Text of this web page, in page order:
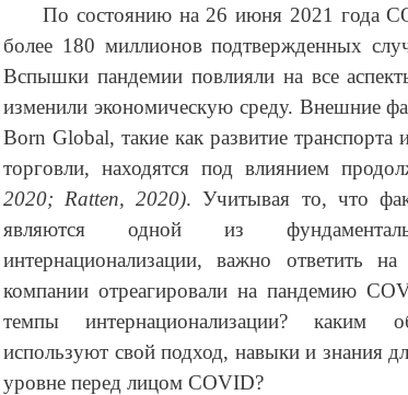
По состоянию на 26 июня 2021 года
более 180 миллионов подтвержденных
Вспышки пандемии повлияли на все
изменили экономическую среду. Внешние
Born Global, такие как развитие
торговли, находятся под влиянием
2020; Ratten, 2020). Учитывая то, что
являются одной из
интернационализации, важно ответить
компании отреагировали на пандемию
темпы интернационализации? каким
используют свой подход, навыки и знания
уровне перед лицом COVID?